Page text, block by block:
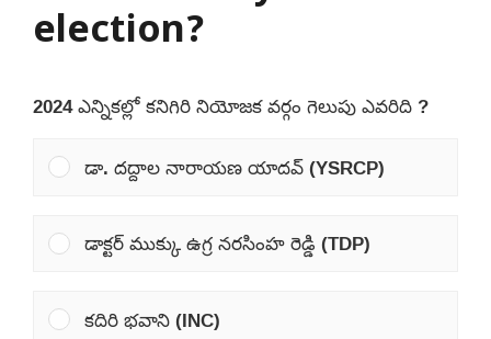
election?
2024 ఎన్నికల్లో కనిగిరి నియోజక వర్గం గెలుపు ఎవరిది ?
డా. దద్దాల నారాయణ యాదవ్ (YSRCP)
డాక్టర్ ముక్కు ఉగ్ర నరసింహ రెడ్డి (TDP)
కదిరి భవాని (INC)